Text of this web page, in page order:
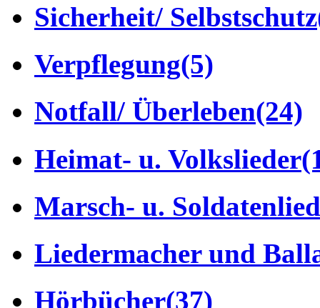
Sicherheit/ Selbstschutz
Verpflegung(5)
Notfall/ Überleben(24)
Heimat- u. Volkslieder
Marsch- u.
Liedermacher und
Hörbücher(37)